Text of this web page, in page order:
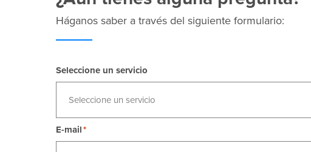
Háganos saber a través del siguiente formulario:
Seleccione un servicio
Seleccione un servicio
E-mail